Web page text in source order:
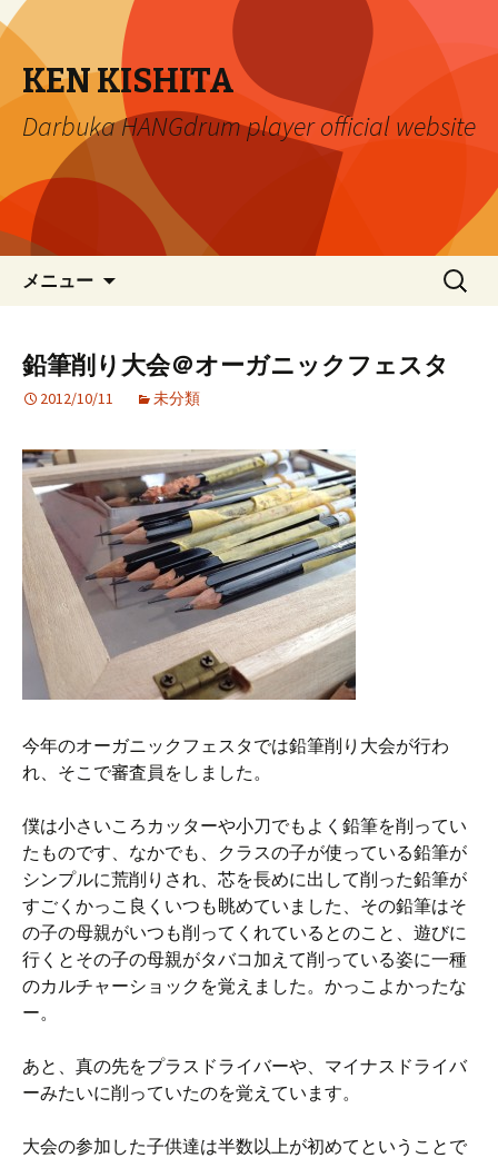
KEN KISHITA
Darbuka HANGdrum player official website
メニュー
ツ
動
検
索:
鉛筆削り大会＠オーガニックフェスタ
2012/10/11 未分類
今年のオーガニックフェスタでは鉛筆削り大会が行わ
れ、そこで審査員をしました。
僕は小さいころカッターや小刀でもよく鉛筆を削ってい
たものです、なかでも、クラスの子が使っている鉛筆が
シンプルに荒削りされ、芯を長めに出して削った鉛筆が
すごくかっこ良くいつも眺めていました、その鉛筆はそ
の子の母親がいつも削ってくれているとのこと、遊びに
行くとその子の母親がタバコ加えて削っている姿に一種
のカルチャーショックを覚えました。かっこよかったな
ー。
あと、真の先をプラスドライバーや、マイナスドライバ
ーみたいに削っていたのを覚えています。
大会の参加した子供達は半数以上が初めてということで